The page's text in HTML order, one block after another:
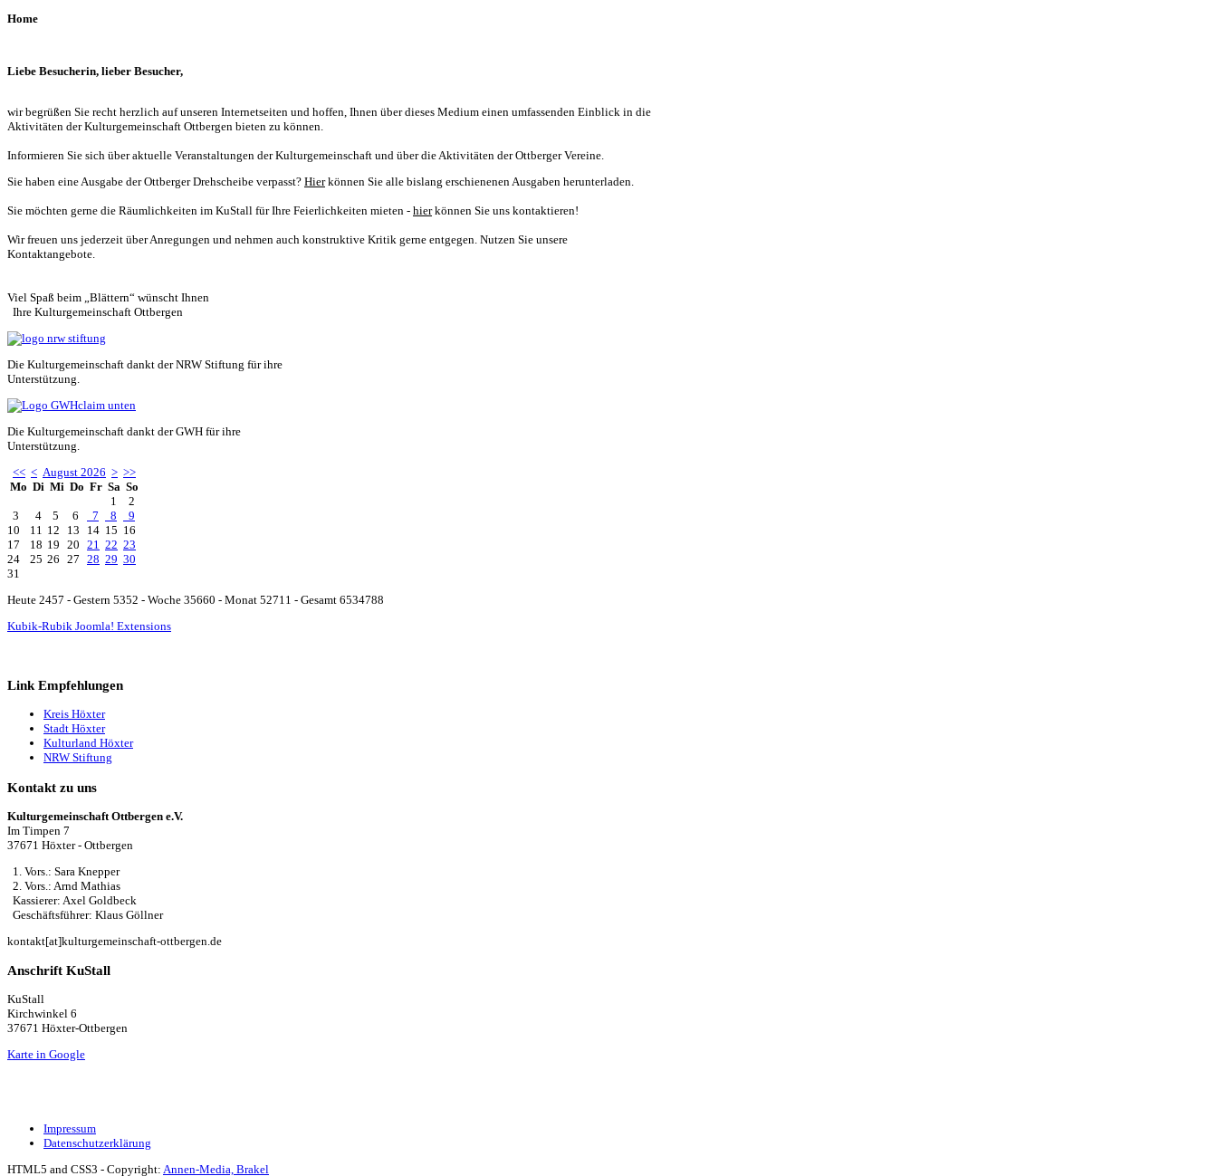
Home
Liebe Besucherin, lieber Besucher,
wir begrüßen Sie recht herzlich auf unseren Internetseiten und hoffen, Ihnen über dieses Medium einen umfassenden Einblick in die
Aktivitäten der Kulturgemeinschaft Ottbergen bieten zu können.
Informieren Sie sich über aktuelle Veranstaltungen der Kulturgemeinschaft und über die Aktivitäten der Ottberger Vereine.
Sie haben eine Ausgabe der Ottberger Drehscheibe verpasst? Hierkönnen Sie alle bislang erschienenen Ausgaben herunterladen.
Sie möchten gerne die Räumlichkeiten im KuStall für Ihre Feierlichkeiten mieten - hierkönnen Sie uns kontaktieren!
Wir freuen uns jederzeit über Anregungen und nehmen auch konstruktive Kritik gerne entgegen. Nutzen Sie unsere
Kontaktangebote.
Viel Spaß beim „Blättern“ wünscht Ihnen
Ihre Kulturgemeinschaft Ottbergen
Die Kulturgemeinschaft dankt der NRW Stiftung für ihre
Unterstützung.
Die Kulturgemeinschaft dankt der GWH für ihre
Unterstützung.
<< < August 2026 > >>
Mo Di Mi Do Fr Sa So
1
2
3
4 5 6 7 8
9
10
11 12 13 14 15 16
17
18 19 20 21 22 23
24
25 26 27 28 29 30
31
Heute 2457 - Gestern 5352 - Woche 35660 - Monat 52711 - Gesamt 6534788
Kubik-Rubik Joomla! Extensions
Link Empfehlungen
Kreis Höxter
Stadt Höxter
Kulturland Höxter
NRW Stiftung
Kontakt zu uns
Kulturgemeinschaft Ottbergen e.V.
Im Timpen 7
37671 Höxter - Ottbergen
1. Vors.: Sara Knepper
2. Vors.: Arnd Mathias
Kassierer: Axel Goldbeck
Geschäftsführer: Klaus Göllner
kontakt[at]kulturgemeinschaft-ottbergen.de
Anschrift KuStall
KuStall
Kirchwinkel 6
37671 Höxter-Ottbergen
Karte in Google
Impressum
Datenschutzerklärung
HTML5 and CSS3 - Copyright: Annen-Media, Brakel